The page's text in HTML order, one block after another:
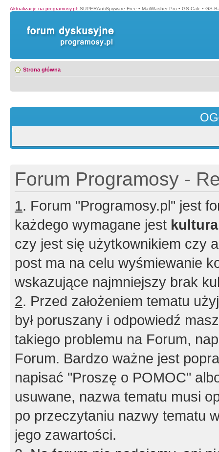
Aktualizacje na programosy.pl: SUPERAntiSpyware Free • MailWasher Pro • GS-Calc • GS-
Strona główna
Forum Programosy -
1. Forum "Programosy.pl" jest
każdego wymagane jest
czy jest się użytkownikiem czy
post ma na celu wyśmiewanie
wskazujące najmniejszy brak
2. Przed założeniem tematu
był poruszany i odpowiedź
takiego problemu na Forum,
Forum. Bardzo ważne jest
napisać "Proszę o POMOC"
usuwane, nazwa tematu musi
po przeczytaniu nazwy tematu
jego zawartości.